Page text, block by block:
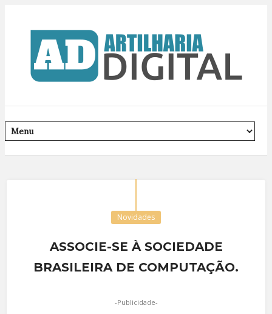
Novidades
ASSOCIE-SE À SOCIEDADE
BRASILEIRA DE COMPUTAÇÃO.
-Publicidade-